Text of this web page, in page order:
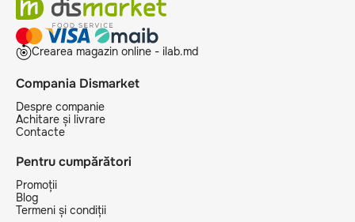
Crearea magazin online - ilab.md
Compania Dismarket
Despre companie
Achitare și livrare
Contacte
Pentru cumpărători
Promoții
Blog
Termeni și condiții